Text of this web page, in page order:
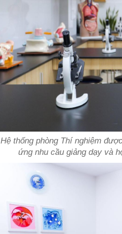
Hệ thống phòng Thí nghiệm
ứng nhu cầu giảng dạy và